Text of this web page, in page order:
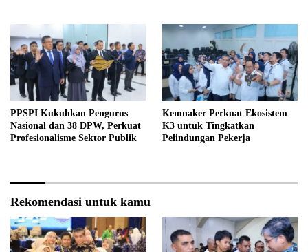
PPSPI Kukuhkan Pengurus
Nasional dan 38 DPW, Perkuat
Profesionalisme Sektor Publik
Kemnaker Perkuat Ekosistem
K3 untuk Tingkatkan
Pelindungan Pekerja
Rekomendasi untuk kamu